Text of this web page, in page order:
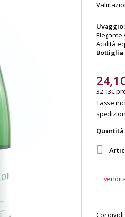
Uvaggio:
Elegante
Acidità
Bottiglia
32.13€
Tasse
Quantità

Condividi